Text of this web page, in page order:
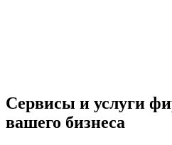
Сервисы и услуги
вашего бизнеса